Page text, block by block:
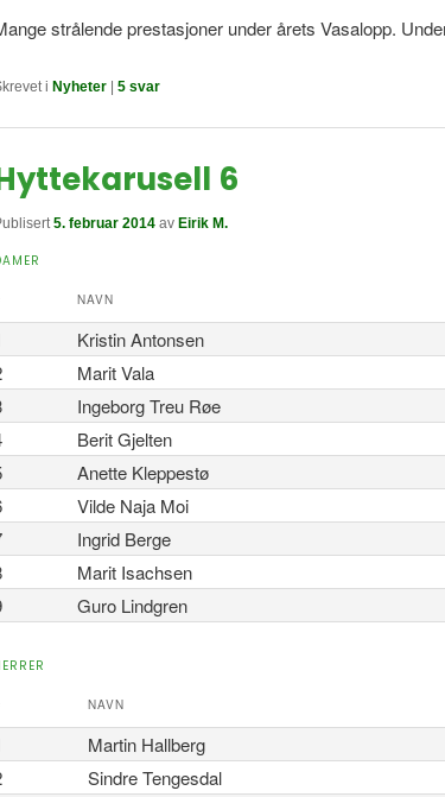
strålende prestasjoner under årets Vasalopp.
i Nyheter 5 svar
6
5. februar 2014 av Eirik M.
NAVN
Kristin Antonsen
Marit Vala
Ingeborg Treu Røe
Berit Gjelten
Anette Kleppestø
Vilde Naja Moi
Ingrid Berge
Marit Isachsen
Guro Lindgren
NAVN
Martin Hallberg
Sindre Tengesdal